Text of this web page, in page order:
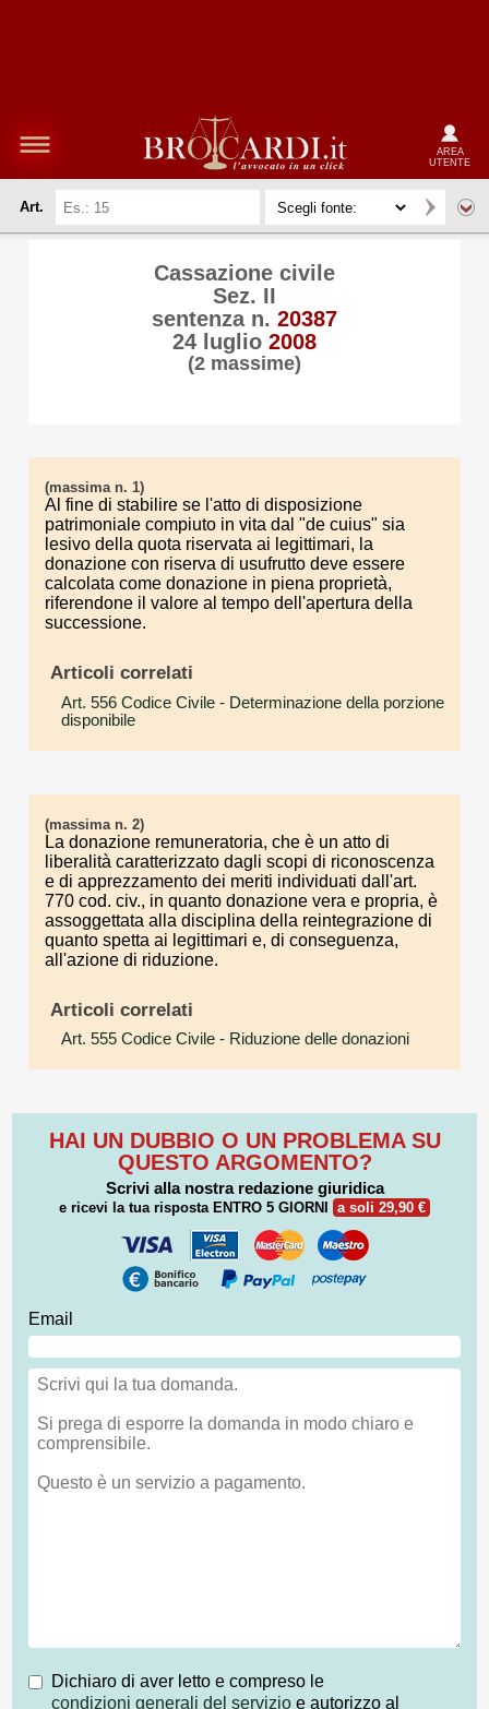
AREA
UTENTE
Art.
Cassazione civile
Sez. II
sentenza n. 20387
24 luglio 2008
(2 massime)
(massima n. 1)
Al fine di stabilire se l'atto di disposizione
patrimoniale compiuto in vita dal "de cuius" sia
lesivo della quota riservata ai legittimari, la
donazione con riserva di usufrutto deve essere
calcolata come donazione in piena proprietà,
riferendone il valore al tempo dell'apertura della
successione.
Articoli correlati
Art. 556 Codice Civile - Determinazione della porzione
disponibile
(massima n. 2)
La donazione remuneratoria, che è un atto di
liberalità caratterizzato dagli scopi di riconoscenza
e di apprezzamento dei meriti individuati dall'art.
770 cod. civ., in quanto donazione vera e propria, è
assoggettata alla disciplina della reintegrazione di
quanto spetta ai legittimari e, di conseguenza,
all'azione di riduzione.
Articoli correlati
Art. 555 Codice Civile - Riduzione delle donazioni
HAI UN DUBBIO O UN PROBLEMA SU
QUESTO ARGOMENTO?
Scrivi alla nostra redazione giuridica
e ricevi la tua risposta ENTRO 5 GIORNI a soli 29,90 €
Email
Dichiaro di aver letto e compreso le
condizioni generali del servizio e autorizzo al